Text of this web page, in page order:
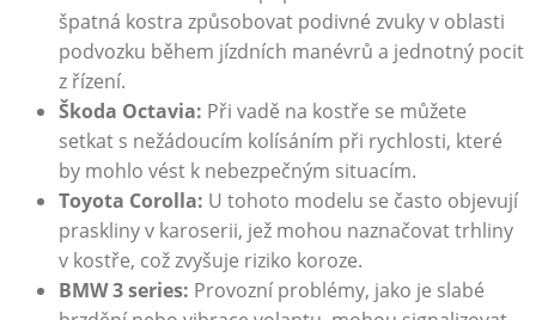
špatná kostra způsobovat podivné zvuky v oblasti
podvozku během jízdních manévrů a jednotný pocit
z řízení.
Škoda Octavia: Při vadě na kostře se ⁣můžete
setkat s nežádoucím kolísáním při‍ rychlosti, které
by mohlo vést k nebezpečným situacím.
Toyota Corolla: U tohoto modelu se často objevují
praskliny v karoserii, jež mohou naznačovat trhliny
v kostře, což zvyšuje riziko koroze.
BMW 3 series: Provozní problémy,‌ jako je slabé